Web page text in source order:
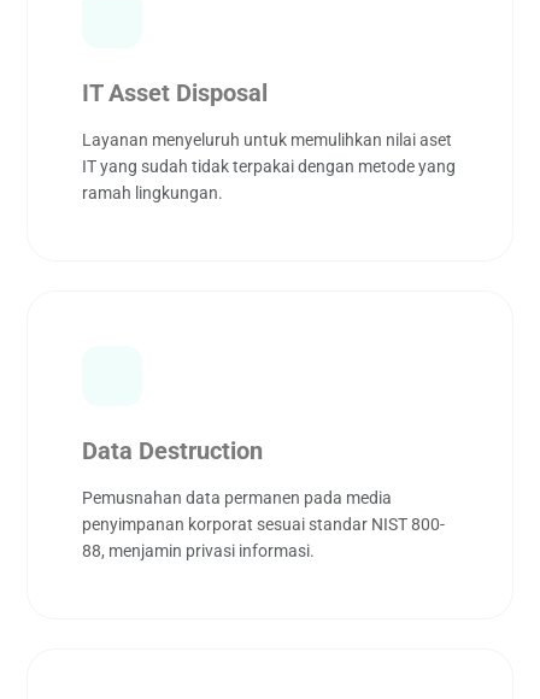
IT Asset Disposal
Layanan menyeluruh untuk memulihkan nilai aset
IT yang sudah tidak terpakai dengan metode yang
ramah lingkungan.
Data Destruction
Pemusnahan data permanen pada media
penyimpanan korporat sesuai standar NIST 800-
88, menjamin privasi informasi.